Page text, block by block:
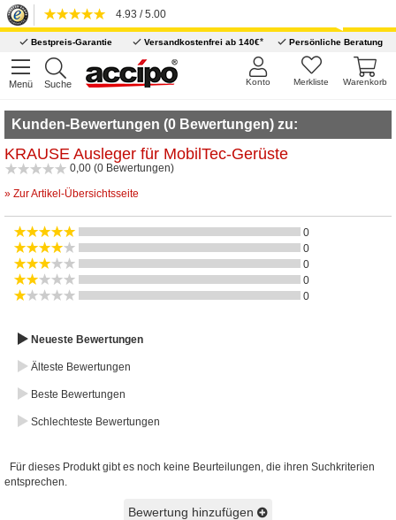
4.93 / 5.00
Bestpreis-Garantie Versandkostenfrei ab 140€* Persönliche Beratung
Menü Suche Warenkorb
Merkliste
Konto
Kunden-Bewertungen (0 Bewertungen) zu:
KRAUSE Ausleger für MobilTec-Gerüste
0,00 (0 Bewertungen)
» Zur Artikel-Übersichtsseite
0
0
0
0
0
Neueste Bewertungen
Älteste Bewertungen
Beste Bewertungen
Schlechteste Bewertungen
Für dieses Produkt gibt es noch keine Beurteilungen, die ihren Suchkriterien
entsprechen.
Bewertung hinzufügen